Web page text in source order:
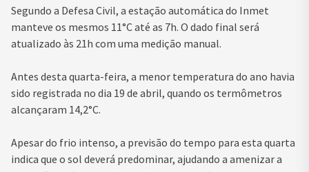
Segundo a Defesa Civil, a estação automática do Inmet
manteve os mesmos 11°C até as 7h. O dado final será
atualizado às 21h com uma medição manual.
Antes desta quarta-feira, a menor temperatura do ano havia
sido registrada no dia 19 de abril, quando os termômetros
alcançaram 14,2°C.
Apesar do frio intenso, a previsão do tempo para esta quarta
indica que o sol deverá predominar, ajudando a amenizar a